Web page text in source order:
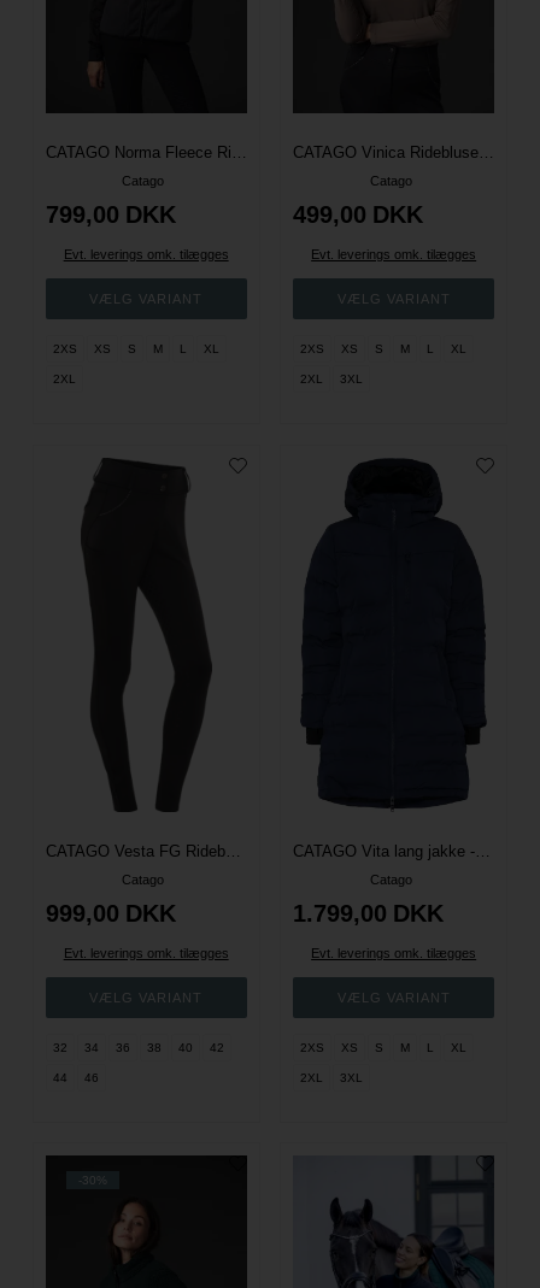
CATAGO Norma Fleece Ridejakke - Asphalt
Catago
799,00 DKK
Evt. leverings omk. tilægges
2XS XS S M L XL
2XL
CATAGO Vinica Ridebluse - Falcon
Catago
499,00 DKK
Evt. leverings omk. tilægges
2XS XS S M L XL
2XL 3XL
CATAGO Vesta FG Ridebukser - Sort
Catago
999,00 DKK
Evt. leverings omk. tilægges
32 34 36 38 40 42
44 46
Catago
1.799,00 DKK
Evt. leverings omk. tilægges
2XS XS S M L XL
2XL 3XL
-30%